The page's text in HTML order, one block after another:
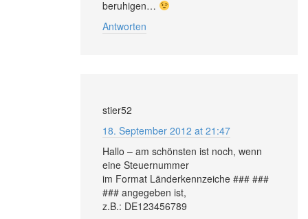
beruhigen…
Antworten
stier52
18. September 2012 at 21:47
Hallo – am schönsten ist noch, wenn
eine Steuernummer
im Format Länderkennzeiche ### ###
### angegeben ist,
z.B.: DE123456789